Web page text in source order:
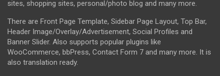
sites, shopping sites, personal/photo blog and many more.
There are Front Page Template, Sidebar Page Layout, Top Bar,
Header Image/Overlay/Advertisement, Social Profiles and
Banner Slider. Also supports popular plugins like
WooCommerce, bbPress, Contact Form 7 and many more. It is
also translation ready.